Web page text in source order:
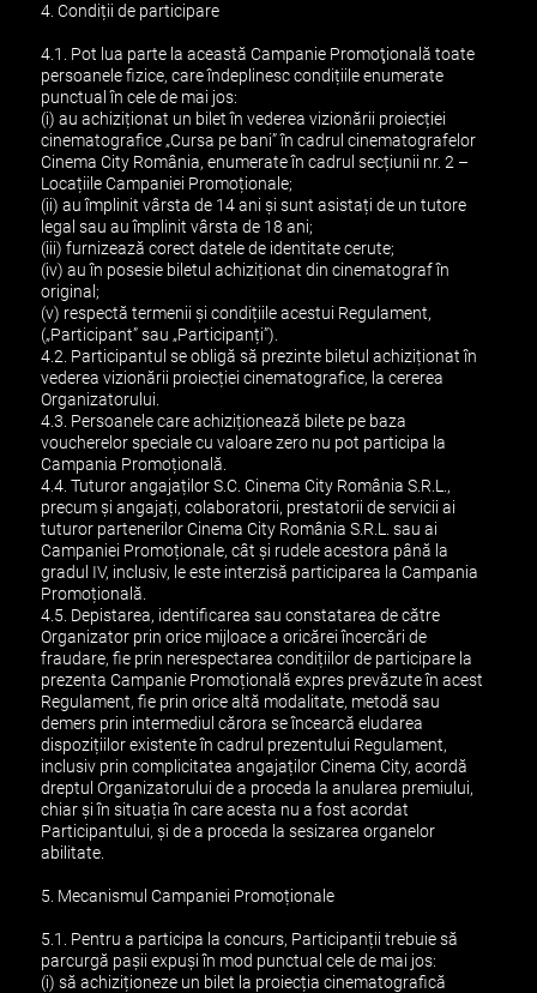
4. Condiții de participare
4.1. Pot lua parte la această Campanie Promoţională toate
persoanele fizice, care îndeplinesc condițiile enumerate
punctual în cele de mai jos:
(i) au achiziționat un bilet în vederea vizionării proiecției
cinematografice „Cursa pe bani” în cadrul cinematografelor
Cinema City România, enumerate în cadrul secțiunii nr. 2 –
Locațiile Campaniei Promoționale;
(ii) au împlinit vârsta de 14 ani și sunt asistați de un tutore
legal sau au împlinit vârsta de 18 ani;
(iii) furnizează corect datele de identitate cerute;
(iv) au în posesie biletul achiziționat din cinematograf în
original;
(v) respectă termenii și condițiile acestui Regulament,
(„Participant” sau „Participanți”).
4.2. Participantul se obligă să prezinte biletul achiziționat în
vederea vizionării proiecției cinematografice, la cererea
Organizatorului.
4.3. Persoanele care achiziționează bilete pe baza
voucherelor speciale cu valoare zero nu pot participa la
Campania Promoțională.
4.4. Tuturor angajaților S.C. Cinema City România S.R.L.,
precum și angajați, colaboratorii, prestatorii de servicii ai
tuturor partenerilor Cinema City România S.R.L. sau ai
Campaniei Promoționale, cât și rudele acestora până la
gradul IV, inclusiv, le este interzisă participarea la Campania
Promoțională.
4.5. Depistarea, identificarea sau constatarea de către
Organizator prin orice mijloace a oricărei încercări de
fraudare, fie prin nerespectarea condițiilor de participare la
prezenta Campanie Promoțională expres prevăzute în acest
Regulament, fie prin orice altă modalitate, metodă sau
demers prin intermediul cărora se încearcă eludarea
dispozițiilor existente în cadrul prezentului Regulament,
inclusiv prin complicitatea angajaților Cinema City, acordă
dreptul Organizatorului de a proceda la anularea premiului,
chiar și în situația în care acesta nu a fost acordat
Participantului, și de a proceda la sesizarea organelor
abilitate.
5. Mecanismul Campaniei Promoționale
5.1. Pentru a participa la concurs, Participanții trebuie să
parcurgă pașii expuși în mod punctual cele de mai jos:
(i) să achiziționeze un bilet la proiecția cinematografică